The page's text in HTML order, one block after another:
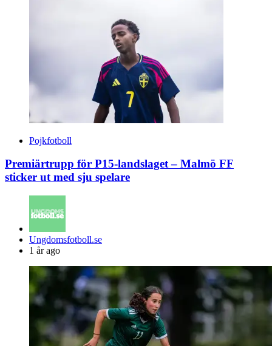
Pojkfotboll
Premiärtrupp för P15-landslaget – Malmö FF
sticker ut med sju spelare
Posted
by
Ungdomsfotboll.se
1 år ago